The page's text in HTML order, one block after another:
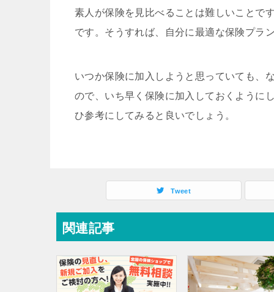
素人が保険を見比べることは難しいことで
です。そうすれば、自分に最適な保険プラ
いつか保険に加入しようと思っていても、
ので、いち早く保険に加入しておくように
ひ参考にしてみると良いでしょう。
Tweet
関連記事